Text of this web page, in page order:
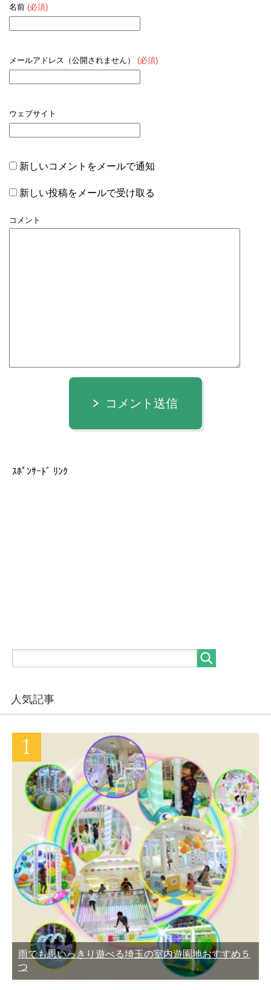
名前 (必須)
メールアドレス（公開されません） (必須)
ウェブサイト
新しいコメントをメールで通知
新しい投稿をメールで受け取る
コメント
コメント送信
ｽﾎﾟﾝｻｰﾄﾞ ﾘﾝｸ
人気記事
雨でも思いっきり遊べる埼玉の室内遊園地おすすめ５
つ